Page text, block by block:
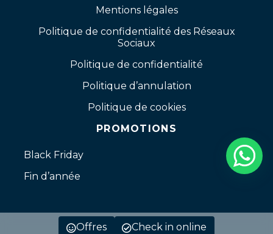
Offres Check in online
Mentions légales
Politique de confidentialité des Réseaux
Sociaux
Politique de confidentialité
Politique d’annulation
Politique de cookies
PROMOTIONS
Black Friday
Fin d’année